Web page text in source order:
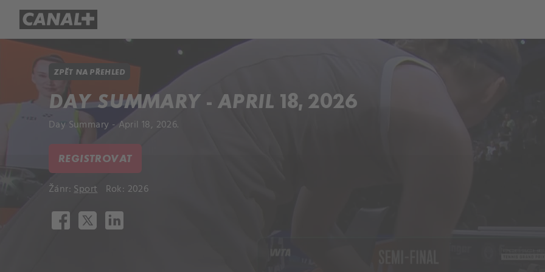
ZPĚT NA PŘEHLED
DAY SUMMARY - APRIL 18, 2026
Day Summary - April 18, 2026.
REGISTROVAT
Žánr:Sport Rok: 2026